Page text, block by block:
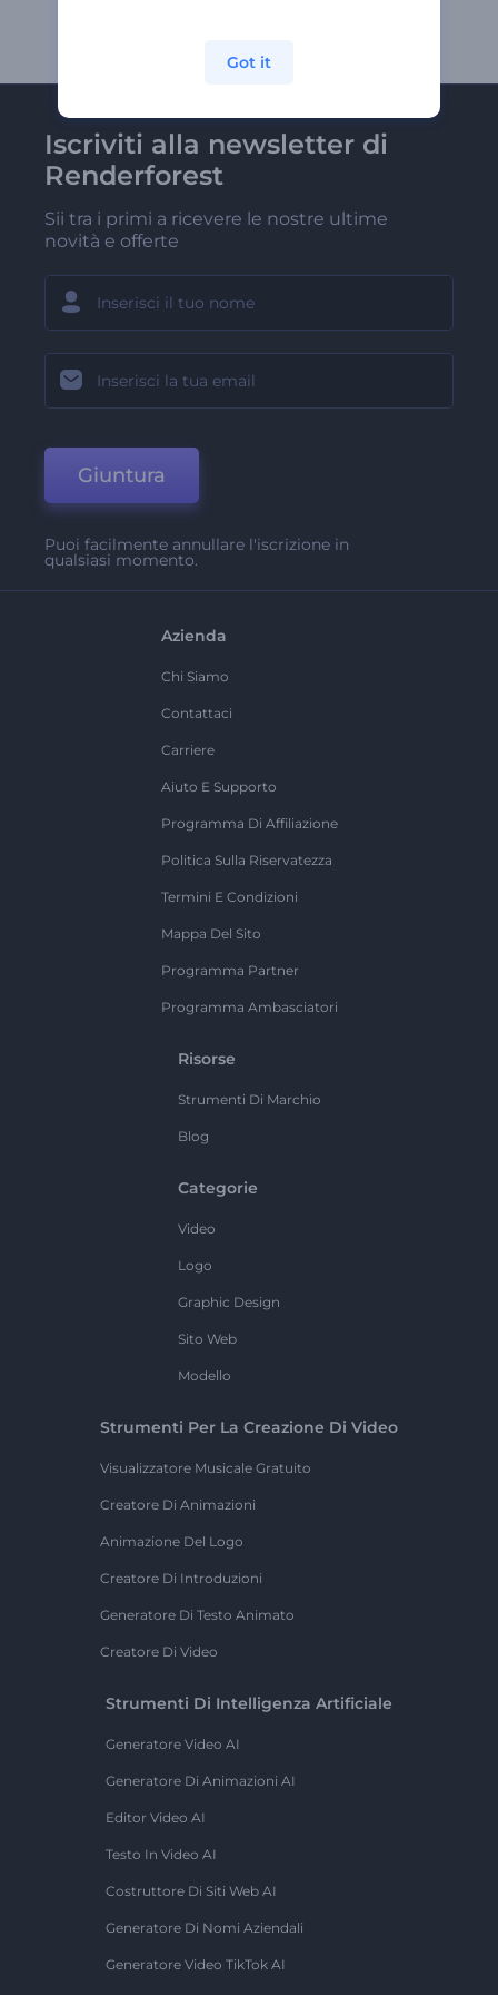
Iscriviti alla newsletter di
Renderforest
Sii tra i primi a ricevere le nostre ultime
novità e offerte
Giuntura
Puoi facilmente annullare l'iscrizione in
qualsiasi momento.
Azienda
Chi Siamo
Contattaci
Carriere
Aiuto E Supporto
Programma Di Affiliazione
Politica Sulla Riservatezza
Termini E Condizioni
Mappa Del Sito
Programma Partner
Programma Ambasciatori
Risorse
Strumenti Di Marchio
Blog
Categorie
Video
Logo
Graphic Design
Sito Web
Modello
Strumenti Per La Creazione Di Video
Visualizzatore Musicale Gratuito
Creatore Di Animazioni
Animazione Del Logo
Creatore Di Introduzioni
Generatore Di Testo Animato
Creatore Di Video
Strumenti Di Intelligenza Artificiale
Generatore Video AI
Generatore Di Animazioni AI
Editor Video AI
Testo In Video AI
Costruttore Di Siti Web AI
Generatore Di Nomi Aziendali
Generatore Video TikTok AI
Got it